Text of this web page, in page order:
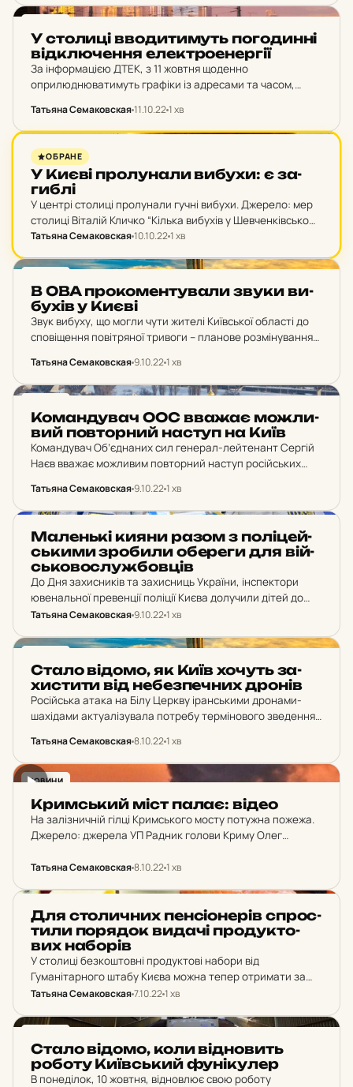
Джерело: Національний науково-природничий музей
У сто­ли­ці вво­ди­ти­муть по­го­дин­ні
від­клю­чен­ня елек­тро­е­нер­гії
За інформацією ДТЕК, з 11 жовтня щоденно
оприлюднюватимуть графіки із адресами та часом,
Києві. Джерело: ДТЕК. Такий крок необхідний для
балансування енергосистеми у…
Татьяна Семаковская11.10.221 хв
НОВИНИ
ОБРАНЕ
У Києві про­лу­на­ли вибухи: є за­
гиб­лі
У центрі столиці пролунали гучні вибухи. Джерело: мер
столиці Віталій Кличко “Кілька вибухів у Шевченківському
районі – в центрі столиці. Всі служби слідують на місця.
Татьяна Семаковская10.10.221 хв
В ОВА про­ко­мен­ту­ва­ли звуки ви­
бу­хів у Києві
Звук вибуху, що могли чути жителі Київської області до
сповіщення повітряної тривоги – планове розмінування
Джерело: голова столичної ОВА Олексій Кулеба “Вибух
контрольований. Наголошую,…
Татьяна Семаковская9.10.221 хв
Ко­ман­ду­вач ООС вважає мож­ли­
вий пов­тор­ний наступ на Київ
Командувач Об’єднаних сил генерал-лейтенант Сергій
Наєв вважає можливим повторний наступ російських
окупантам знадобилося б 2-3 місяці. Джерело: УП “Він
можливий. Для цього…
Татьяна Семаковская9.10.221 хв
Ма­лень­кі кияни разом з по­лі­цей­
ськи­ми зро­би­ли обе­ре­ги для вій­
сько­вос­луж­бов­ців
До Дня захисників та захисниць України, інспектори
ювенальної превенції поліції Києва долучили дітей до
творчості. Головне, що діти вкладали у творіння – свою
Татьяна Семаковская9.10.221 хв
Стало відомо, як Київ хочуть за­
хис­ти­ти від не­без­печ­них дронів
Російська атака на Білу Церкву іранськими дронами-
шахідами актуалізувала потребу термінового зведення
мережею антидроних пеленгаторів-перехоплювачів.
Джерело: “Новини України”. Реалізація проєкту
відпрацьовуватиметься під час Національного
Татьяна Семаковская8.10.221 хв
НОВИНИ
Крим­ський міст палає: відео
Hа залізничній гілці Кримського мосту потужна пожежа.
Джерело: джерела УП Радник голови Криму Олег
горить цистерна з паливом — передає Керчь.ФМ
та наслідки говорити…
Татьяна Семаковская8.10.221 хв
Для сто­лич­них пен­сі­о­не­рів спрос­
ти­ли по­ря­док видачі про­дук­то­
вих на­бо­рів
У столиці безкоштовні продуктові набори від
Гуманітарного штабу Києва можна тепер отримати за
спрощеною процедурою. Джерело: заступник голови
продуктові набори від гуманітарного штабу почали…
Татьяна Семаковская7.10.221 хв
Стало відомо, коли від­но­вить
роботу Ки­їв­ський фу­ні­ку­лер
В понеділок, 10 жовтня, відновлює свою роботу